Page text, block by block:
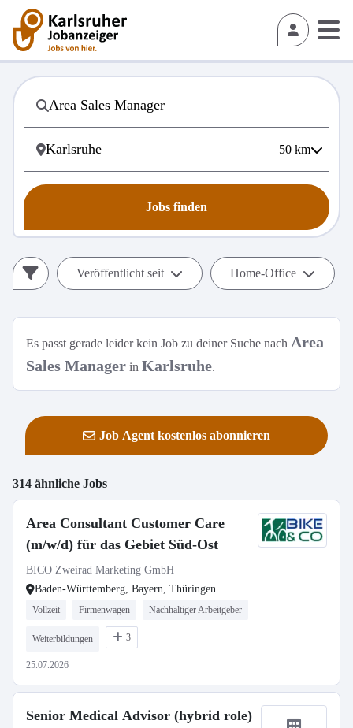
50 km
Jobs finden
Veröffentlicht seit Home-Office
Es passt gerade leider kein Job zu deiner Suche nach Area
Sales Manager in Karlsruhe.
Job Agent kostenlos abonnieren
314 ähnliche Jobs
Area Consultant Customer Care
(m/w/d) für das Gebiet Süd-Ost
BICO Zweirad Marketing GmbH
Baden-Württemberg, Bayern, Thüringen
Vollzeit Firmenwagen Nachhaltiger Arbeitgeber
Weiterbildungen 3
25.07.2026
Senior Medical Advisor (hybrid role)